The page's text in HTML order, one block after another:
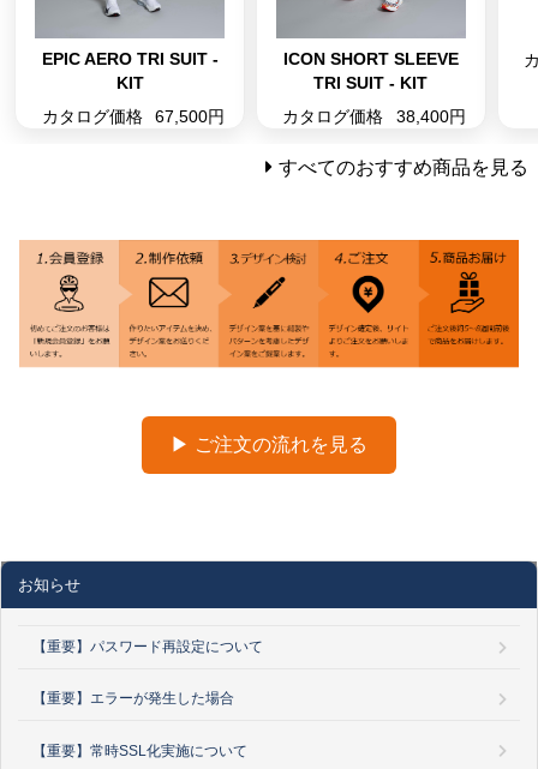
EPIC AERO TRI SUIT -
KIT
カタログ価格
67,500円
ICON SHORT SLEEVE
TRI SUIT - KIT
カタログ価格
38,400円
すべてのおすすめ商品を見る
▶ ご注文の流れを見る
お知らせ
【重要】パスワード再設定について
【重要】エラーが発生した場合
【重要】常時SSL化実施について